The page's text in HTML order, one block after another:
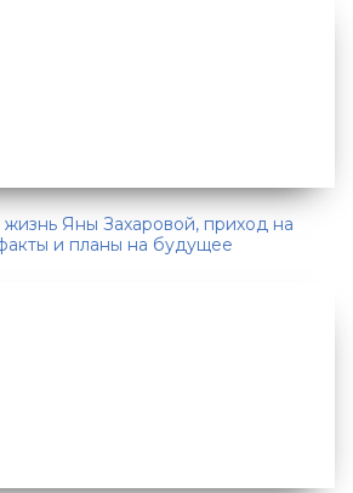
Яны Захаровой, приход на
и планы на будущее